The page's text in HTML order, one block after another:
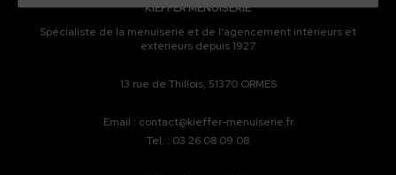
KIEFFER MENUISERIE
Spécialiste de la menuiserie et de l’agencement intérieurs et
extérieurs depuis 1927.
13 rue de Thillois, 51370 ORMES
Email : contact@kieffer-menuiserie.fr
Tel. : 03 26 08 09 08